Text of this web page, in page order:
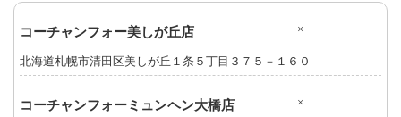
コーチャンフォー美しが丘店 ×
北海道札幌市清田区美しが丘１条５丁目３７５－１６０
コーチャンフォーミュンヘン大橋店 ×